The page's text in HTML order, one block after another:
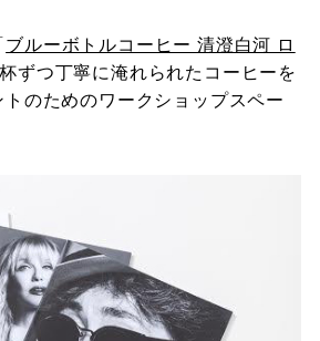
ブルーボトルコーヒー 清澄白河 ロ
ずつ丁寧に淹れられたコーヒーを
のためのワークショップスペー